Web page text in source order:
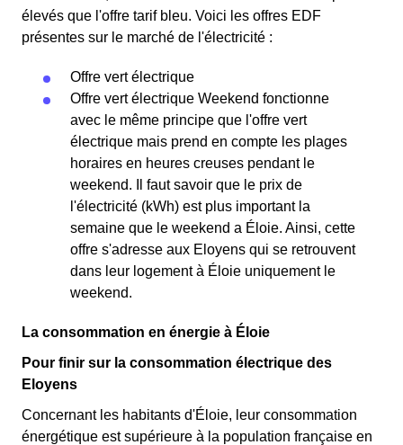
élevés que l'offre tarif bleu. Voici les offres EDF
présentes sur le marché de l'électricité :
Offre vert électrique
Offre vert électrique Weekend fonctionne
avec le même principe que l'offre vert
électrique mais prend en compte les plages
horaires en heures creuses pendant le
weekend. Il faut savoir que le prix de
l'électricité (kWh) est plus important la
semaine que le weekend a Éloie. Ainsi, cette
offre s'adresse aux Eloyens qui se retrouvent
dans leur logement à Éloie uniquement le
weekend.
La consommation en énergie à Éloie
Pour finir sur la consommation électrique des
Eloyens
Concernant les habitants d'Éloie, leur consommation
énergétique est supérieure à la population française en